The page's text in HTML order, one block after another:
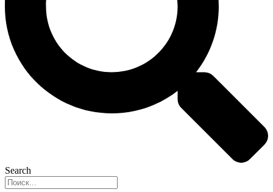
Search